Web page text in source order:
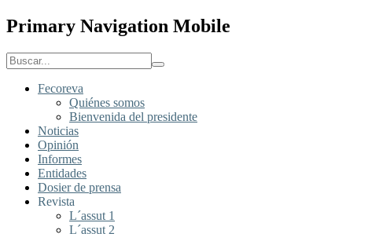
Primary Navigation Mobile
Fecoreva
Quiénes somos
Bienvenida del presidente
Noticias
Opinión
Informes
Entidades
Dosier de prensa
Revista
L´assut 1
L´assut 2